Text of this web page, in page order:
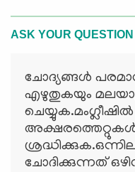
ASK YOUR QUESTION
ചോദ്യങ്ങള്‍
എഴുതുകയും
അക്ഷരത്തെറ്റുകള്‍
ചോദിക്കുന്നത്